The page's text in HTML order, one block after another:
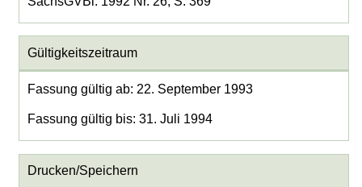
Gültigkeitszeitraum
Fassung gültig ab: 22. September 1993
Fassung gültig bis: 31. Juli 1994
Drucken/Speichern